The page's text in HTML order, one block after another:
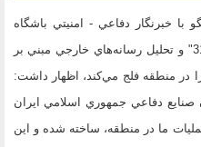
با خبرنگار دفاعي - امنيتي باشگاه
خبرنگاران با اشاره به جنگنده "قاهر 313" و تحليل رسانه‌هاي خارجي مبني بر
را در منطقه فلج مي‌کند، اظهار‌ داشت:
صنايع دفاعي جمهوري اسلامي ايران
ما در منطقه، ساخته شده و اين